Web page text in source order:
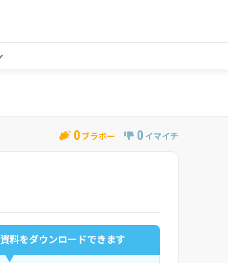
0 ブラボー 0 イマイチ
資料をダウンロードできます